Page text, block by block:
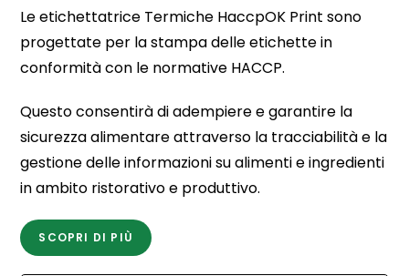
Le etichettatrice Termiche HaccpOK Print sono
progettate per la stampa delle etichette in
conformità con le normative HACCP.
Questo consentirà di adempiere e garantire la
sicurezza alimentare attraverso la tracciabilità e la
gestione delle informazioni su alimenti e ingredienti
in ambito ristorativo e produttivo.
SCOPRI DI PIÙ